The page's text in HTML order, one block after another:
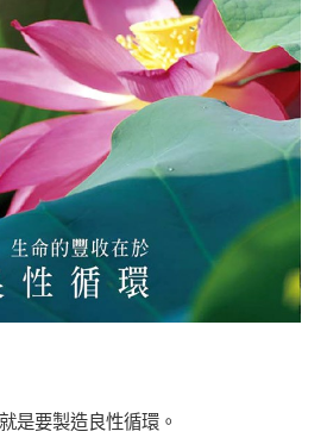
是要製造良性循環。
禪師語錄